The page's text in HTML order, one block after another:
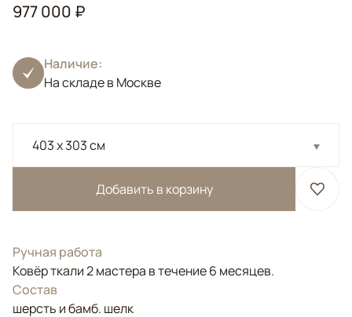
977 000 ₽
Наличие:
На складе в Москве
403 x 303 см
Добавить в корзину
Ручная работа
Ковёр ткали 2 мастера в течение 6 месяцев.
Состав
шерсть и бамб. шелк